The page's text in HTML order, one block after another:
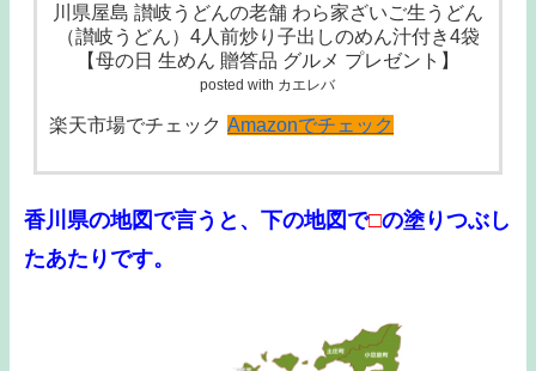
川県屋島 讃岐うどんの老舗 わら家ざいご生うどん
（讃岐うどん）4人前炒り子出しのめん汁付き4袋
【母の日 生めん 贈答品 グルメ プレゼント】
posted with カエレバ
楽天市場でチェック Amazonでチェック
香川県の地図で言うと、下の地図で□の塗りつぶし
たあたりです。